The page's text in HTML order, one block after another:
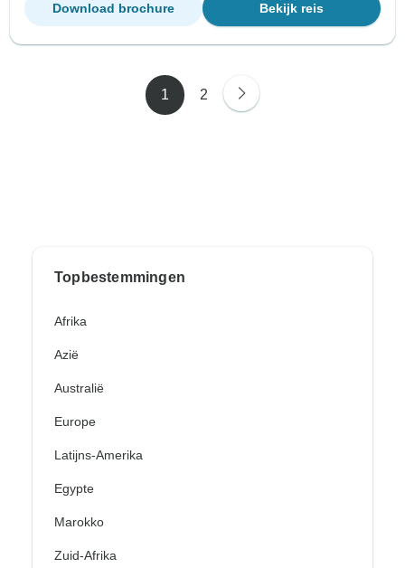
Bekijk reis
Download brochure
1 2
Topbestemmingen
Afrika
Azië
Australië
Europe
Latijns-Amerika
Egypte
Marokko
Zuid-Afrika